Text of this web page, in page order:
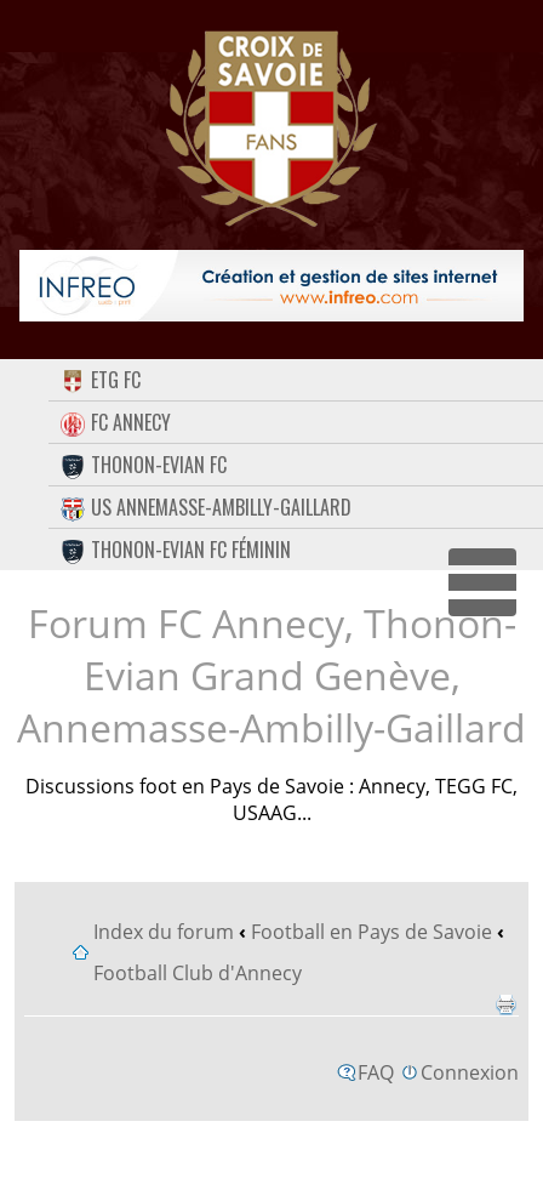
ACCUEIL
FORUM
CONTACT
FACEBOOK
TWITTER
INSTAGRAM
ETG FC
FC ANNECY
THONON-EVIAN FC
US ANNEMASSE-AMBILLY-GAILLARD
THONON-EVIAN FC FÉMININ
Forum FC Annecy, Thonon-
Evian Grand Genève,
Annemasse-Ambilly-Gaillard
Discussions foot en Pays de Savoie : Annecy, TEGG FC,
USAAG...
Index du forum ‹ Football en Pays de Savoie ‹
Football Club d'Annecy
FAQ Connexion